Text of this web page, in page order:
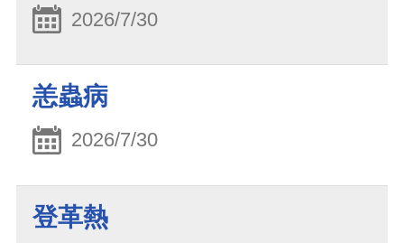
2026/7/30
恙蟲病
2026/7/30
登革熱